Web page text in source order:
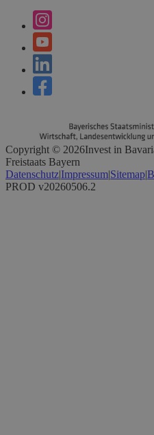
Copyright © 2026Invest in
Freistaats Bayern
Datenschutz|Impressum|Sitemap|
PROD v20260506.2